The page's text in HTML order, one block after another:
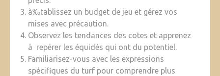
à‰tablissez un budget de jeu et gérez vos
mises avec précaution.
Observez les tendances des cotes et apprenez
à repérer les équidés qui ont du potentiel.
Familiarisez-vous avec les expressions
spécifiques du turf pour comprendre plus